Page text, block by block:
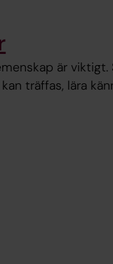
är
träffas, lära